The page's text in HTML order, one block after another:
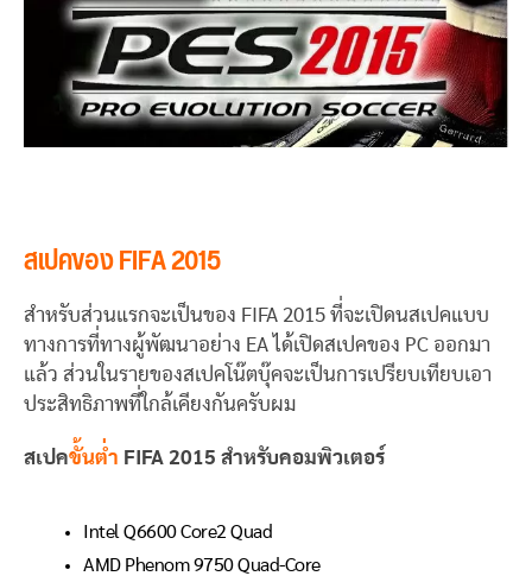
สเปคของ FIFA 2015
สำหรับส่วนแรกจะเป็นของ FIFA 2015 ที่จะเปิดนสเปคแบบ
ทางการที่ทางผู้พัฒนาอย่าง EA ได้เปิดสเปคของ PC ออกมา
แล้ว ส่วนในรายของสเปคโน๊ตบุ๊คจะเป็นการเปรียบเทียบเอา
ประสิทธิภาพที่ใกล้เคียงกันครับผม
สเปคขั้นต่ำ FIFA 2015 สำหรับคอมพิวเตอร์
Intel Q6600 Core2 Quad
AMD Phenom 9750 Quad-Core